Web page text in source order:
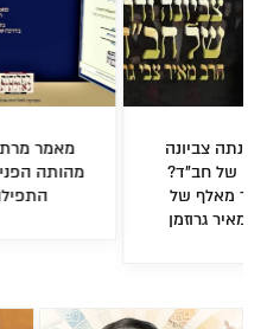
הסוד למוטיבציה:
המגזין השבועי
מרתק וגדוש •
לקריאה והורדה